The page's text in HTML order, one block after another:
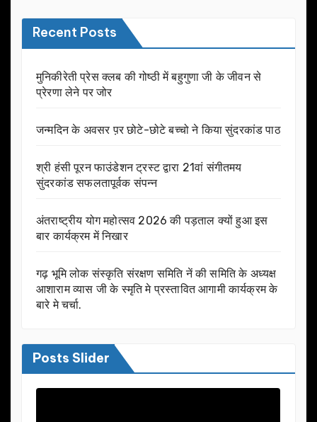
Recent Posts
मुनिकीरेती प्रेस क्लब की गोष्ठी में बहुगुणा जी के जीवन से
प्रेरणा लेने पर जोर
जन्मदिन के अवसर प़र छोटे-छोटे बच्चो ने किया सुंदरकांड पाठ
श्री हंसी पूरन फाउंडेशन ट्रस्ट द्वारा 21वां संगीतमय
सुंदरकांड सफलतापूर्वक संपन्न
अंतराष्ट्रीय योग महोत्सव 2026 की पड़ताल क्यों हुआ इस
बार कार्यक्रम में निखार
गढ़ भूमि लोक संस्कृति संरक्षण समिति नें की समिति के अध्यक्ष
आशाराम व्यास जी के स्मृति मे प्रस्तावित आगामी कार्यक्रम के
बारे मे चर्चा.
Posts Slider